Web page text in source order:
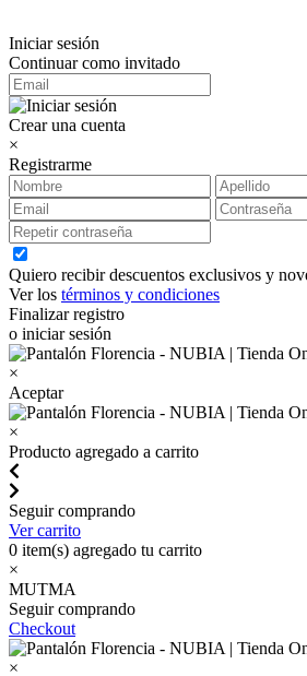
Iniciar sesión
Continuar como invitado
Crear una cuenta
×
Registrarme
Quiero recibir descuentos exclusivos y
Ver los términos y condiciones
Finalizar registro
o iniciar sesión
×
Aceptar
×
Producto agregado a carrito
Seguir comprando
Ver carrito
0 item(s) agregado tu carrito
×
MUTMA
Seguir comprando
Checkout
×